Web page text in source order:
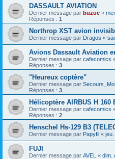
DASSAULT AVIATION
Dernier message par buzuc «
Réponses : 1
Northrop XST avion
Dernier message par Dragos «
Avions Dassault Aviation
Dernier message par cafecomics
Réponses : 3
"Heureux coptère"
Dernier message par
Réponses : 3
Hélicoptère AIRBUS H 160
Dernier message par cafecomics
Réponses : 2
Henschel Hs-129 B3
Dernier message par Papyfil «
FUJI
Dernier message par AVEL « dim.